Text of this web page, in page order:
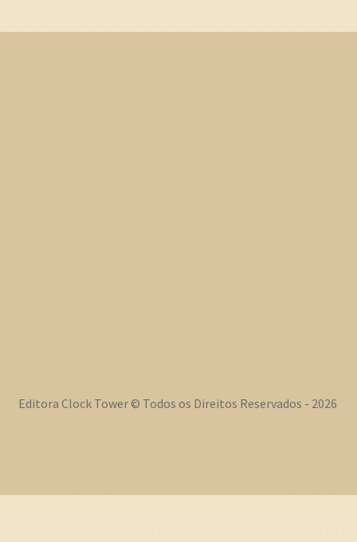
Editora Clock Tower © Todos os Direitos Reservados - 2026